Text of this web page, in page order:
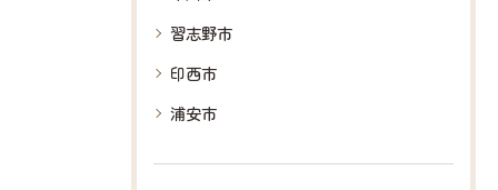
習志野市
印西市
浦安市